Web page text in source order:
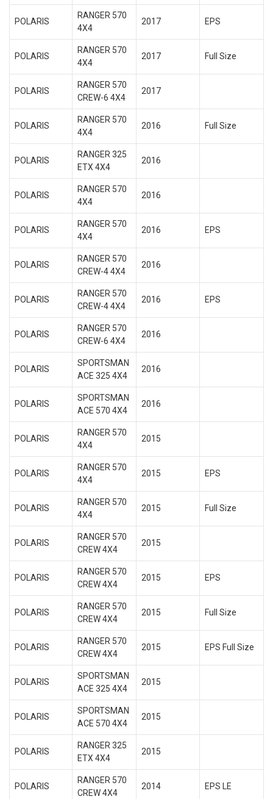
POLARIS
RANGER 570
4X4
2017 EPS
POLARIS
RANGER 570
4X4
2017 Full Size
POLARIS
RANGER 570
CREW-6 4X4
2017
POLARIS
RANGER 570
4X4
2016 Full Size
POLARIS
RANGER 325
ETX 4X4
2016
POLARIS
RANGER 570
4X4
2016
POLARIS
RANGER 570
4X4
2016 EPS
POLARIS
RANGER 570
CREW-4 4X4
2016
POLARIS
RANGER 570
CREW-4 4X4
2016 EPS
POLARIS
RANGER 570
CREW-6 4X4
2016
POLARIS
SPORTSMAN
ACE 325 4X4
2016
POLARIS
SPORTSMAN
ACE 570 4X4
2016
POLARIS
RANGER 570
4X4
2015
POLARIS
RANGER 570
4X4
2015 EPS
POLARIS
RANGER 570
4X4
2015 Full Size
POLARIS
RANGER 570
CREW 4X4
2015
POLARIS
RANGER 570
CREW 4X4
2015 EPS
POLARIS
RANGER 570
CREW 4X4
2015 Full Size
POLARIS
RANGER 570
CREW 4X4
2015 EPS Full Size
POLARIS
SPORTSMAN
ACE 325 4X4
2015
POLARIS
SPORTSMAN
ACE 570 4X4
2015
POLARIS
RANGER 325
ETX 4X4
2015
POLARIS
RANGER 570
CREW 4X4
2014 EPS LE